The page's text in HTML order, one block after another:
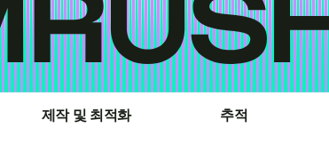
제작 및 최적화 추적